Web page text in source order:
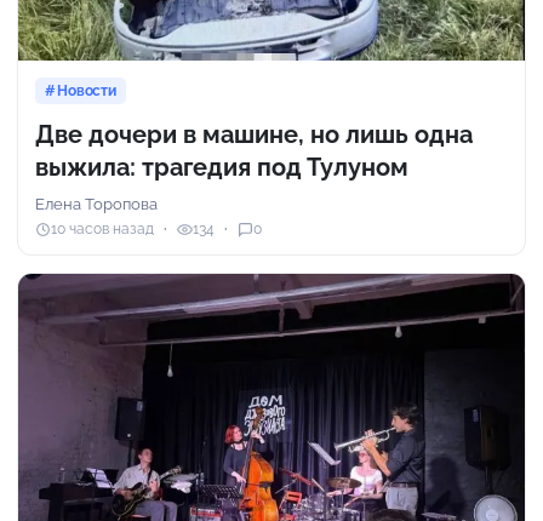
Новости
Две дочери в машине, но лишь одна
выжила: трагедия под Тулуном
Елена Торопова
10 часов назад 134 0